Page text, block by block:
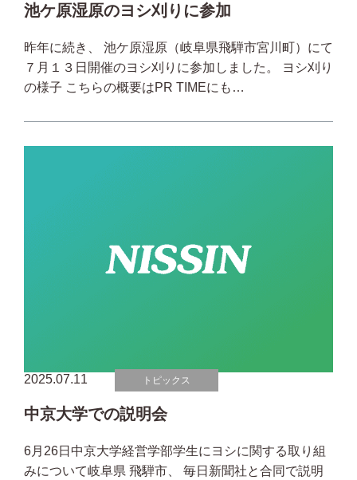
池ケ原湿原のヨシ刈りに参加
昨年に続き、 池ケ原湿原（岐阜県飛騨市宮川町）にて
７月１３日開催のヨシ刈りに参加しました。 ヨシ刈り
の様子 こちらの概要はPR TIMEにも…
2025.07.11 トピックス
中京大学での説明会
6月26日中京大学経営学部学生にヨシに関する取り組
みについて岐阜県 飛騨市、 毎日新聞社と合同で説明